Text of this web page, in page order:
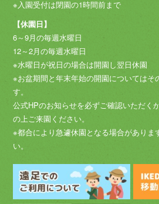
※入園受付は閉園の1時間前まで
【休園日】
6～9月の毎週水曜日
12～2月の毎週水曜日
※水曜日が祝日の場合は開園し翌日休園
※お盆期間と年末年始の開園についてはそ
す。
公式HPのお知らせを必ずご確認いただく
の上ご来園ください。
※都合により急遽休園となる場合がありま
い。